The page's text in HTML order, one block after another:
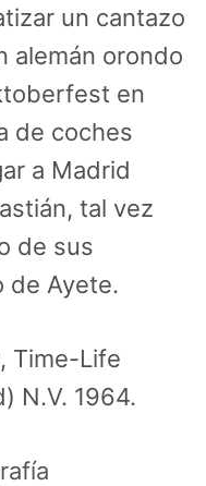
un cantazo
alemán orondo
en
de coches
a Madrid
tal vez
de sus
de Ayete.
Time-Life
N.V. 1964.